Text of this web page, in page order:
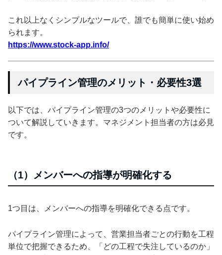
これ以上なくシンプルなツールで、誰でも簡単に使い始め
られます。
https://www.stock-app.info/
パイプライン管理のメリット・必要性3選
以下では、パイプライン管理の3つのメリットや必要性に
ついて解説していきます。マネジメント担当者の方は必見
です。
（1）メンバーへの指導が明確化する
1つ目は、メンバーへの指導を明確化できる点です。
パイプライン管理によって、営業担当者ごとの行動を工程
単位で把握できるため、「どの工程で失注しているのか」